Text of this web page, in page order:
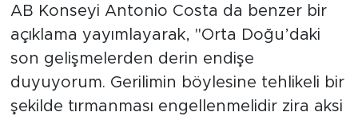
AB Konseyi Antonio Costa da benzer bir
açıklama yayımlayarak, "Orta Doğu’daki
son gelişmelerden derin endişe
duyuyorum. Gerilimin böylesine tehlikeli bir
şekilde tırmanması engellenmelidir zira aksi